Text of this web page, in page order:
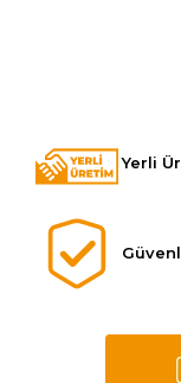
Yerli